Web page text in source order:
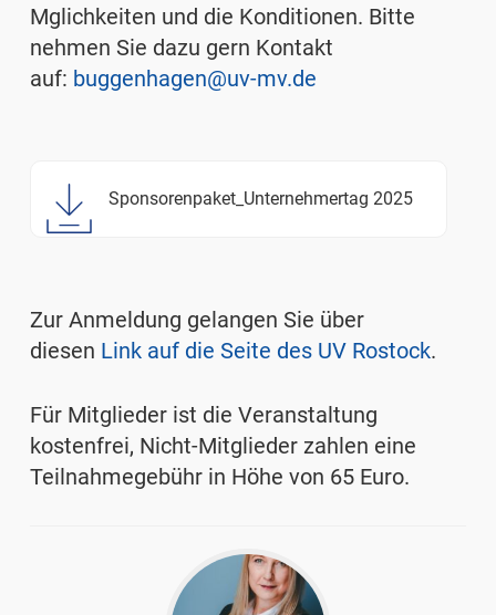
Mglichkeiten und die Konditionen. Bitte
nehmen Sie dazu gern Kontakt
auf: buggenhagen@uv-mv.de
Sponsorenpaket_Unternehmertag 2025
Zur Anmeldung gelangen Sie über
diesen Link auf die Seite des UV Rostock.
Für Mitglieder ist die Veranstaltung
kostenfrei, Nicht-Mitglieder zahlen eine
Teilnahmegebühr in Höhe von 65 Euro.